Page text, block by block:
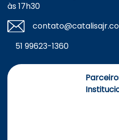
às 17h30
51 99623-1360